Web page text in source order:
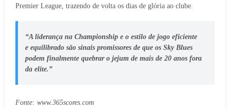
Premier League, trazendo de volta os dias de glória ao clube.
“A liderança na Championship e o estilo de jogo eficiente
e equilibrado são sinais promissores de que os Sky Blues
podem finalmente quebrar o jejum de mais de 20 anos fora
da elite.”
Fonte: www.365scores.com